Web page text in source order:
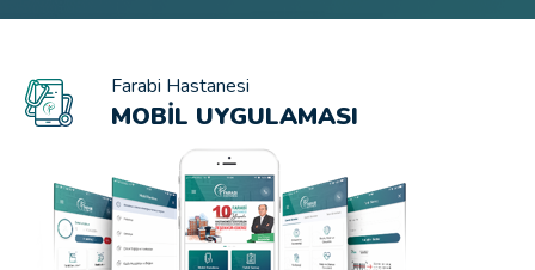
Farabi Hastanesi
MOBIL UYGULAMASI